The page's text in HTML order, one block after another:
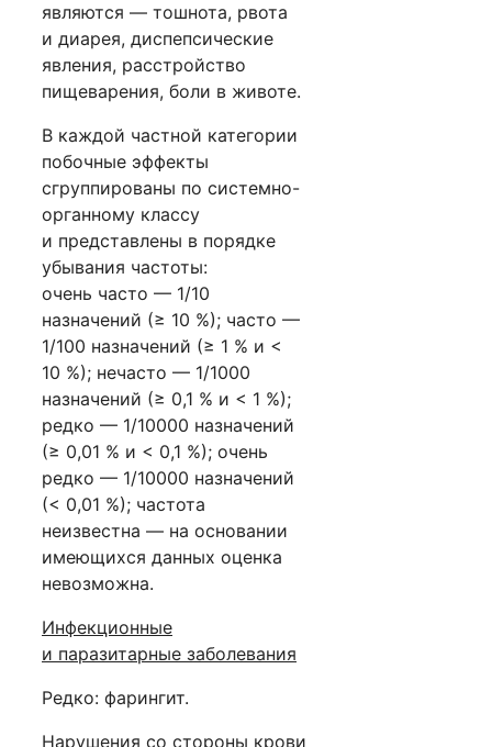
являются — тошнота, рвота
и диарея, диспепсические
явления, расстройство
пищеварения, боли в животе.
В каждой частной категории
побочные эффекты
сгруппированы по системно-
органному классу
и представлены в порядке
убывания частоты:
очень часто — 1/10
назначений (≥ 10 %); часто —
1/100 назначений (≥ 1 % и <
10 %); нечасто — 1/1000
назначений (≥ 0,1 % и < 1 %);
редко — 1/10000 назначений
(≥ 0,01 % и < 0,1 %); очень
редко — 1/10000 назначений
(< 0,01 %); частота
неизвестна — на основании
имеющихся данных оценка
невозможна.
Инфекционные
и паразитарные заболевания
Редко: фарингит.
Нарушения со стороны крови